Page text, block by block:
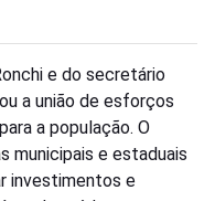
e do secretário
a união de esforços
a população. O
municipais e estaduais
investimentos e